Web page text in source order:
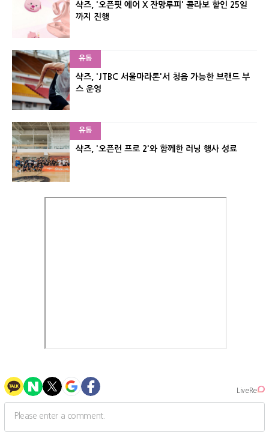
샥즈, '오픈핏 에어 X 잔망루피' 콜라보 할인 25일
까지 진행
유통
샥즈, 'JTBC 서울마라톤'서 청음 가능한 브랜드 부
스 운영
유통
샥즈, '오픈런 프로 2'와 함께한 러닝 행사 성료